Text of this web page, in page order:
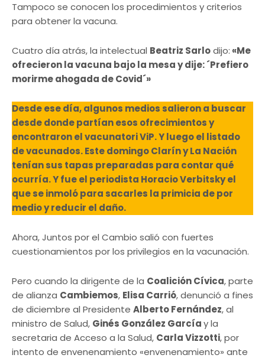
Tampoco se conocen los procedimientos y criterios
para obtener la vacuna.
Cuatro día atrás, la intelectual Beatriz Sarlodijo: «Me
ofrecieron la vacuna bajo la mesa y dije: ´Prefiero
morirme ahogada de Covid´»
Desde ese día, algunos medios salieron a buscar
desde donde partían esos ofrecimientos y
encontraron el vacunatori ViP. Y luego el listado
de vacunados. Este domingo Clarín y La Nación
tenían sus tapas preparadas para contar qué
ocurría. Y fue el periodista Horacio Verbitsky el
que se inmoló para sacarles la primicia de por
medio y reducir el daño.
Ahora, Juntos por el Cambio salió con fuertes
cuestionamientos por los privilegios en la vacunación.
Pero cuando la dirigente de la Coalición Cívica, parte
de alianza Cambiemos, Elisa Carrió, denunció a fines
de diciembre al Presidente Alberto Fernández, al
ministro de Salud, Ginés González Garcíay la
secretaria de Acceso a la Salud, Carla Vizzotti, por
intento de envenenamiento «envenenamiento» ante